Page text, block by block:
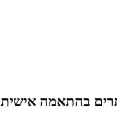
בהתאמה אישית